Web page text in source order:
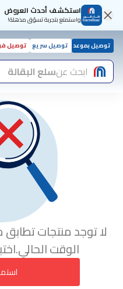
استكشف أحدث العروض
واستمتع بتجربة تسوّق مذهلة!
توصيل بموعد توصيل سريع توصيل
ابحث عنسلع البقالة
لا توجد منتجات
الوقت